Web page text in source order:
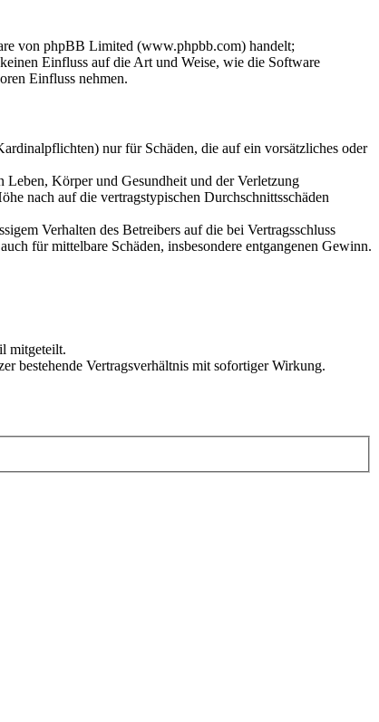
von phpBB Limited (www.phpbb.com) handelt;
Einfluss auf die Art und Weise, wie die Software
Einfluss nehmen.
nur für Schäden, die auf ein vorsätzliches oder
Leben, Körper und Gesundheit und der Verletzung
nach auf die vertragstypischen Durchschnittsschäden
Verhalten des Betreibers auf die bei Vertragsschluss
für mittelbare Schäden, insbesondere entgangenen Gewinn.
mitgeteilt.
bestehende Vertragsverhältnis mit sofortiger Wirkung.